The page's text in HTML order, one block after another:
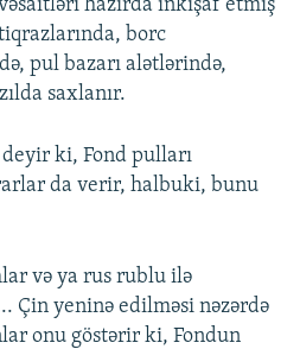
hazırda inkişaf etmiş
borc
pul bazarı alətlərində,
saxlanır.
deyir ki, Fond pulları
da verir, halbuki, bunu
və ya rus rublu ilə
Çin yeninə edilməsi nəzərdə
onu göstərir ki, Fondun